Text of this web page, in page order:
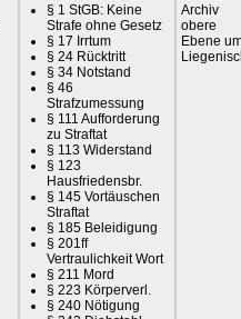
§ 1 StGB: Keine
Strafe ohne Gesetz
§ 17 Irrtum
§ 24 Rücktritt
§ 34 Notstand
§ 46
Strafzumessung
§ 111 Aufforderung
zu Straftat
§ 113 Widerstand
§ 123
Hausfriedensbr.
§ 145 Vortäuschen
Straftat
§ 185 Beleidigung
§ 201ff
Vertraulichkeit Wort
§ 211 Mord
§ 223 Körperverl.
§ 240 Nötigung
Archiv
obere
Ebene